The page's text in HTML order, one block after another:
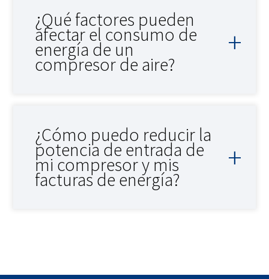
¿Qué factores pueden
afectar el consumo de
energía de un
compresor de aire?
¿Cómo puedo reducir la
potencia de entrada de
mi compresor y mis
facturas de energía?